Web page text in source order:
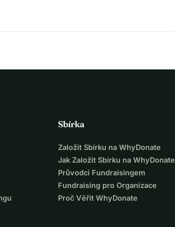
Sbírka
Založit Sbírku na WhyDonate
Jak Založit Sbírku na WhyDonate
Průvodci Fundraisingem
Fundraising pro Organizace
Proč Věřit WhyDonate